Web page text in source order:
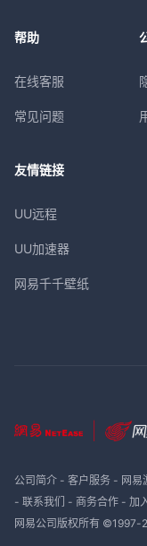
帮助
在线客服
常见问题
友情链接
UU远程
UU加速器
网易千千壁纸
公司简介- 客户服务- 网易
- 联系我们 - 商务合作- 加
网易公司版权所有 ©1997-